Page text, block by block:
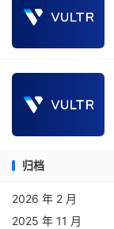
归档
2026 年 2 月
2025 年 11 月